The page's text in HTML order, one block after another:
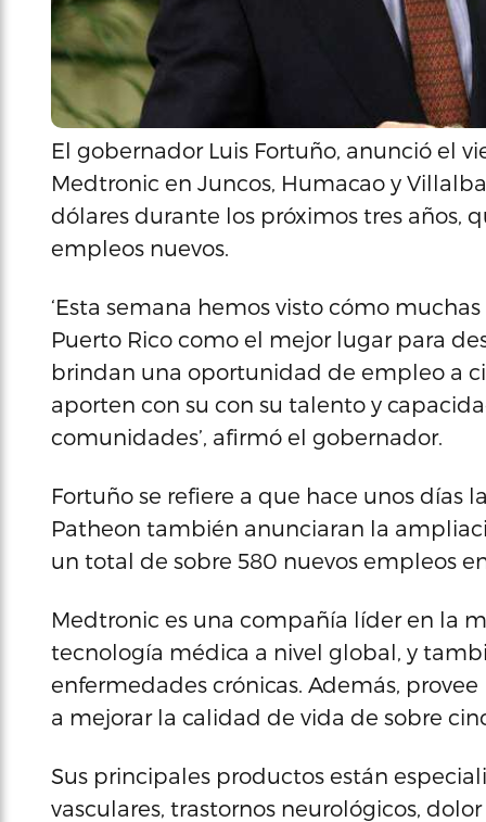
El gobernador Luis Fortuño, anunció el
Medtronic en Juncos, Humacao y
dólares durante los próximos tres años,
empleos nuevos.
‘Esta semana hemos visto cómo
Puerto Rico como el mejor lugar para
brindan una oportunidad de empleo a
aporten con su con su talento y
comunidades’, afirmó el gobernador.
Fortuño se refiere a que hace unos días
Patheon también anunciaran la
un total de sobre 580 nuevos empleos
Medtronic es una compañía líder en la
tecnología médica a nivel global, y
enfermedades crónicas. Además,
a mejorar la calidad de vida de sobre
Sus principales productos están
vasculares, trastornos neurológicos,